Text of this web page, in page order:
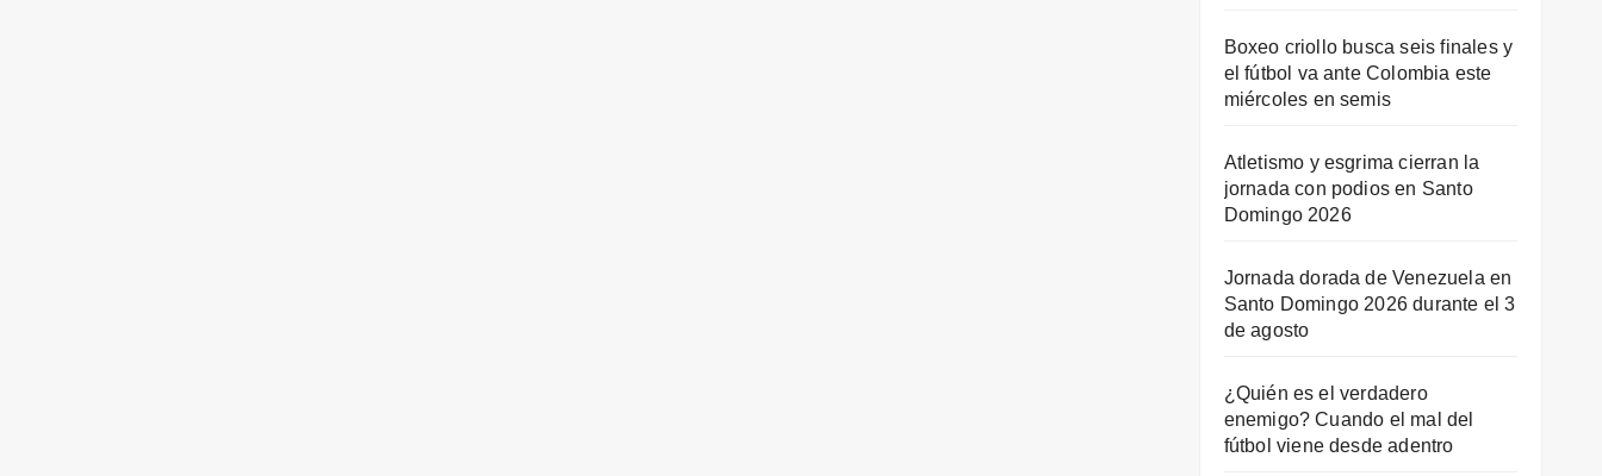
Boxeo criollo busca seis finales y
el fútbol va ante Colombia este
miércoles en semis
Atletismo y esgrima cierran la
jornada con podios en Santo
Domingo 2026
Jornada dorada de Venezuela en
Santo Domingo 2026 durante el 3
de agosto
¿Quién es el verdadero
enemigo? Cuando el mal del
fútbol viene desde adentro